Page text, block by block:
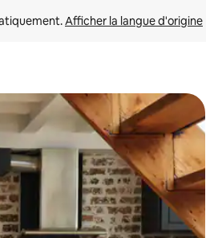
Afficher la langue d'origine